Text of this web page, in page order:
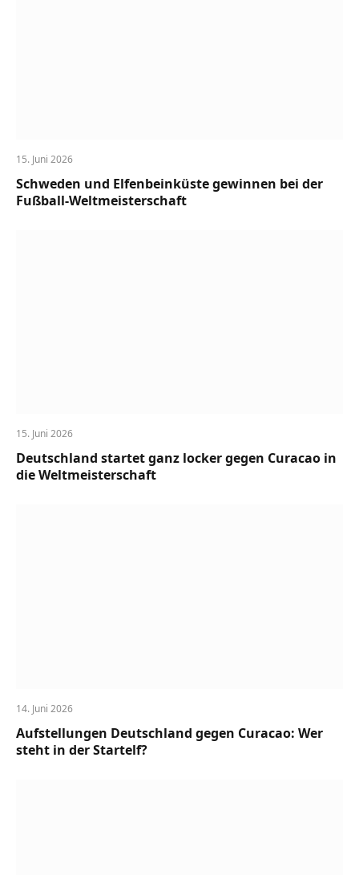
15. Juni 2026
Schweden und Elfenbeinküste gewinnen bei der
Fußball-Weltmeisterschaft
15. Juni 2026
Deutschland startet ganz locker gegen Curacao in
die Weltmeisterschaft
14. Juni 2026
Aufstellungen Deutschland gegen Curacao: Wer
steht in der Startelf?